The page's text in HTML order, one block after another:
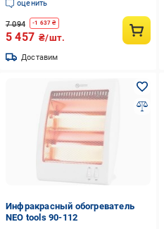
оценить
7 094 -1 637 ₴
5 457 ₴/шт.
Доставим
Инфракрасный обогреватель
NEO tools 90-112